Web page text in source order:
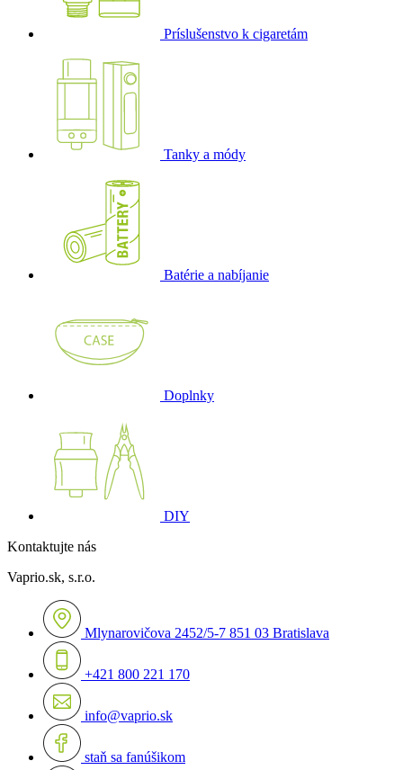
Príslušenstvo k cigaretám
Tanky a módy
Batérie a nabíjanie
Doplnky
DIY
Kontaktujte nás
Vaprio.sk, s.r.o.
Mlynarovičova 2452/5-7 851 03 Bratislava
+421 800 221 170
info@vaprio.sk
staň sa fanúšikom